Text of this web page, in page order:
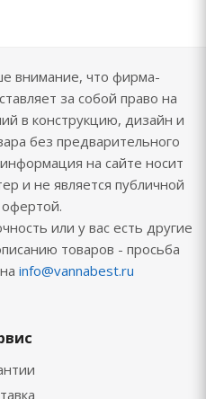
внимание, что фирма-
за собой право на
в конструкцию, дизайн и
без предварительного
на сайте носит
и не является публичной
офертой.
или у вас есть другие
товаров - просьба
info@vannabest.ru